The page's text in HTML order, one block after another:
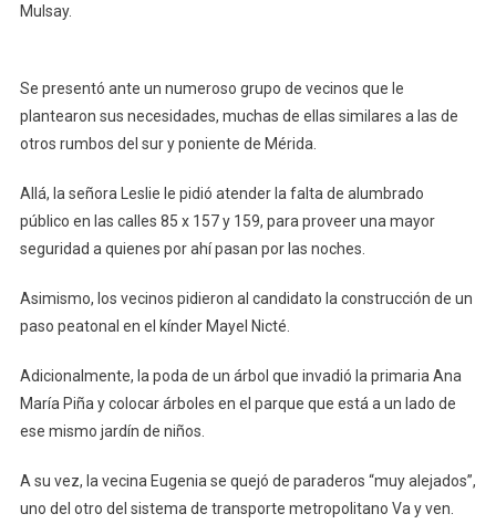
Mulsay.
Se presentó ante un numeroso grupo de vecinos que le
plantearon sus necesidades, muchas de ellas similares a las de
otros rumbos del sur y poniente de Mérida.
Allá, la señora Leslie le pidió atender la falta de alumbrado
público en las calles 85 x 157 y 159, para proveer una mayor
seguridad a quienes por ahí pasan por las noches.
Asimismo, los vecinos pidieron al candidato la construcción de un
paso peatonal en el kínder Mayel Nicté.
Adicionalmente, la poda de un árbol que invadió la primaria Ana
María Piña y colocar árboles en el parque que está a un lado de
ese mismo jardín de niños.
A su vez, la vecina Eugenia se quejó de paraderos “muy alejados”,
uno del otro del sistema de transporte metropolitano Va y ven.